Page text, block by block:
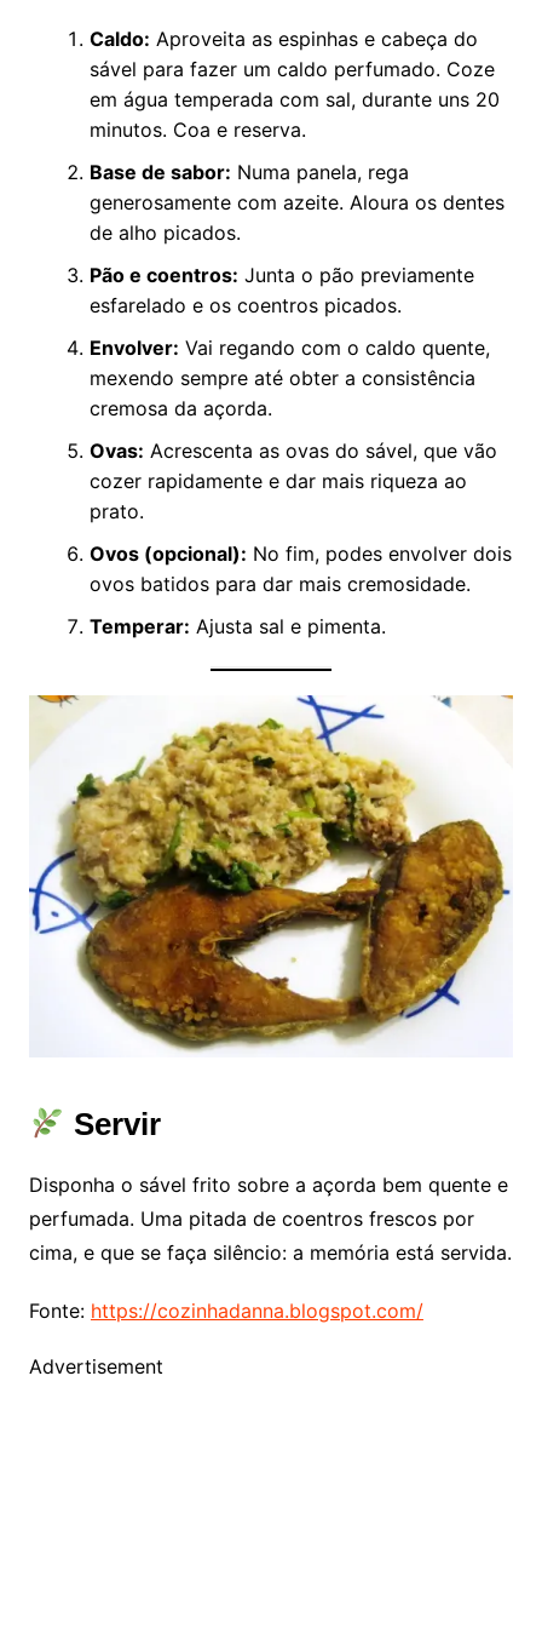
Caldo: Aproveita as espinhas e cabeça do
sável para fazer um caldo perfumado. Coze
em água temperada com sal, durante uns 20
minutos. Coa e reserva.
Base de sabor: Numa panela, rega
generosamente com azeite. Aloura os dentes
de alho picados.
Pão e coentros: Junta o pão previamente
esfarelado e os coentros picados.
Envolver: Vai regando com o caldo quente,
mexendo sempre até obter a consistência
cremosa da açorda.
Ovas: Acrescenta as ovas do sável, que vão
cozer rapidamente e dar mais riqueza ao
prato.
Ovos (opcional): No fim, podes envolver dois
ovos batidos para dar mais cremosidade.
Temperar: Ajusta sal e pimenta.
Servir
Disponha o sável frito sobre a açorda bem quente e
perfumada. Uma pitada de coentros frescos por
cima, e que se faça silêncio: a memória está servida.
Fonte: https://cozinhadanna.blogspot.com/
Advertisement